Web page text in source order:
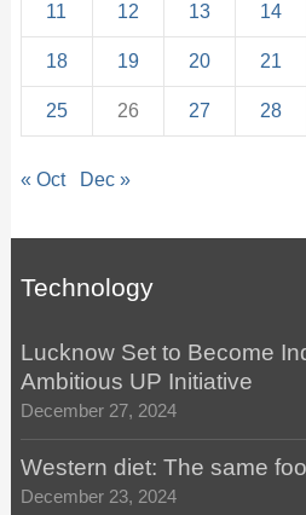
11 12 13 14
18 19 20 21
25 26 27 28
« Oct Dec »
Technology
Lucknow Set to Become
Ambitious UP Initiative
December 27, 2024
Western diet: The same
December 23, 2024